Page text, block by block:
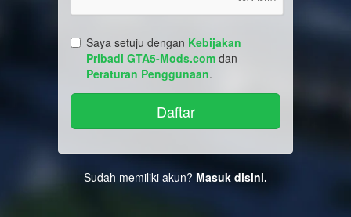
Saya setuju dengan Kebijakan
Pribadi GTA5-Mods.com dan
Peraturan Penggunaan.
Sudah memiliki akun? Masuk disini.